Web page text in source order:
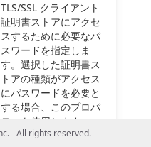
TLS/SSL クライアント
証明書ストアにアクセ
スするために必要なパ
スワードを指定しま
す。選択した証明書ス
トアの種類がアクセス
にパスワードを必要と
する場合、このプロパ
ティを使用します。
- All rights reserved.